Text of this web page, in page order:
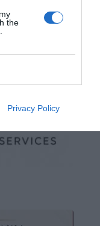
the
Privacy Policy